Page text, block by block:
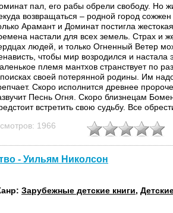
пал, его рабы обрели свободу. Но
возвращаться – родной город
Арамант и Доминат постигла
настали для всех земель. Страх и
людей, и только Огненный Ветер
чтобы мир возродился и настала
племя мантхов странствует по
своей потерянной родины. Им
Скоро исполнится древнее
Песнь Огня. Скоро близнецам
встретить свою судьбу. Все
Николсон известен как автор
Однако после выхода в свет
он заслужил славу одного из ведущих
нашего времени. С радостью
третью, завершающую книгу...
1966
- Уильям Николсон
Зарубежные детские книги,